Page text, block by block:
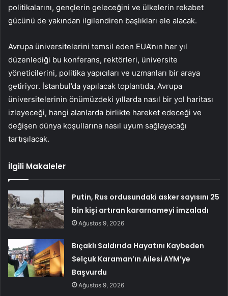
politikalarını, gençlerin geleceğini ve ülkelerin rekabet
gücünü de yakından ilgilendiren başlıkları ele alacak.
Avrupa üniversitelerini temsil eden EUA’nın her yıl
düzenlediği bu konferans, rektörleri, üniversite
yöneticilerini, politika yapıcıları ve uzmanları bir araya
getiriyor. İstanbul’da yapılacak toplantıda, Avrupa
üniversitelerinin önümüzdeki yıllarda nasıl bir yol haritası
izleyeceği, hangi alanlarda birlikte hareket edeceği ve
değişen dünya koşullarına nasıl uyum sağlayacağı
tartışılacak.
İlgili Makaleler
Putin, Rus ordusundaki asker sayısını 25
bin kişi artıran kararnameyi imzaladı
Ağustos 9, 2026
Bıçaklı Saldırıda Hayatını Kaybeden
Selçuk Karaman’ın Ailesi AYM’ye
Başvurdu
Ağustos 9, 2026